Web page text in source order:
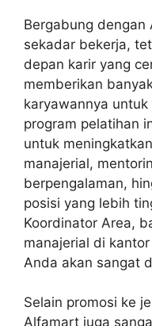
Bergabung
sekadar bekerja,
depan karir yang
memberikan
karyawannya
program pelatihan
untuk
manajerial,
berpengalaman,
posisi yang lebih
Koordinator Area,
manajerial di
Anda akan sangat
Selain promosi ke
Alfamart juga